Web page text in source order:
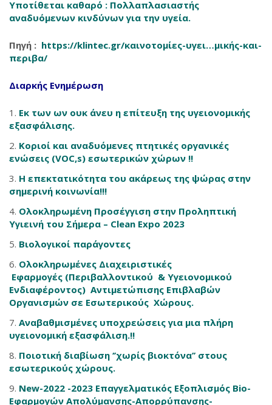
Υποτίθεται καθαρό : Πολλαπλασιαστής
αναδυόμενων κινδύνων για την υγεία.
Πηγή : https://klintec.gr/καινοτομίες-υγει…μικής-και-
περιβα/
Διαρκής Ενημέρωση
Εκ των ων ουκ άνευ η επίτευξη της υγειονομικής
εξασφάλισης.
Κοριοί και αναδυόμενες πτητικές οργανικές
ενώσεις (VOC,s) εσωτερικών χώρων !!
Η επεκτατικότητα του ακάρεως της ψώρας στην
σημερινή κοινωνία!!!
Ολοκληρωμένη Προσέγγιση στην Προληπτική
Υγιεινή του Σήμερα – Clean Expo 2023
Βιολογικοί παράγοντες
Ολοκληρωμένες Διαχειριστικές
Εφαρμογές (Περιβαλλοντικού & Υγειονομικού
Ενδιαφέροντος) Αντιμετώπισης Επιβλαβών
Οργανισμών σε Εσωτερικούς Χώρους.
Αναβαθμισμένες υποχρεώσεις για μια πλήρη
υγειονομική εξασφάλιση.!!
Ποιοτική διαβίωση ‘’χωρίς βιοκτόνα’’ στους
εσωτερικούς χώρους.
New-2022 -2023 Επαγγελματικός Εξοπλισμός Bio-
Εφαρμογών Απολύμανσης-Απορρύπανσης-